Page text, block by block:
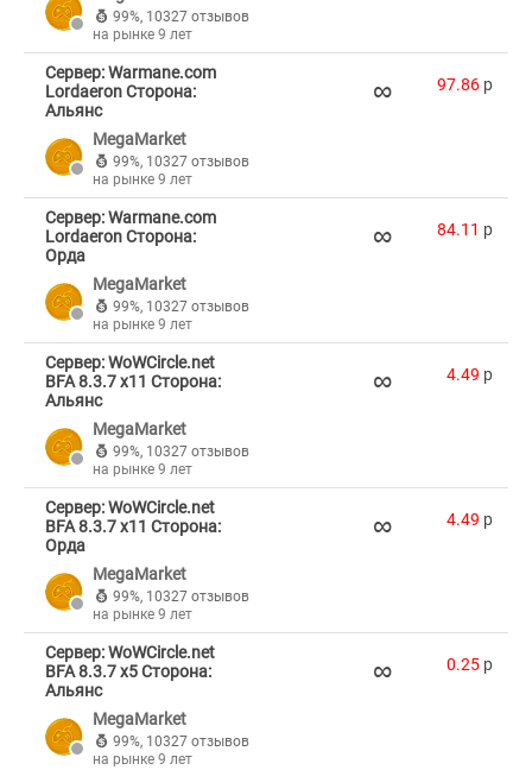
99%, 10327 отзывов
на рынке 9 лет
Сервер: Warmane.com
Lordaeron Сторона:
Альянс
MegaMarket
99%, 10327 отзывов
на рынке 9 лет
∞ 97.86 p
Сервер: Warmane.com
Lordaeron Сторона:
Орда
MegaMarket
99%, 10327 отзывов
на рынке 9 лет
∞ 84.11 p
Сервер: WoWCircle.net
BFA 8.3.7 x11 Сторона:
Альянс
MegaMarket
99%, 10327 отзывов
на рынке 9 лет
∞ 4.49 p
Сервер: WoWCircle.net
BFA 8.3.7 x11 Сторона:
Орда
MegaMarket
99%, 10327 отзывов
на рынке 9 лет
∞ 4.49 p
Сервер: WoWCircle.net
BFA 8.3.7 x5 Сторона:
Альянс
MegaMarket
99%, 10327 отзывов
на рынке 9 лет
∞ 0.25 p